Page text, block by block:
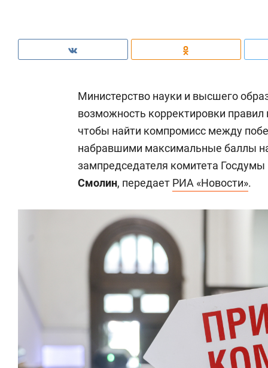
Министерство науки и высшего
возможность корректировки
чтобы найти компромисс между
набравшими максимальные баллы
зампредседателя комитета
Смолин, передает РИА «Новости».